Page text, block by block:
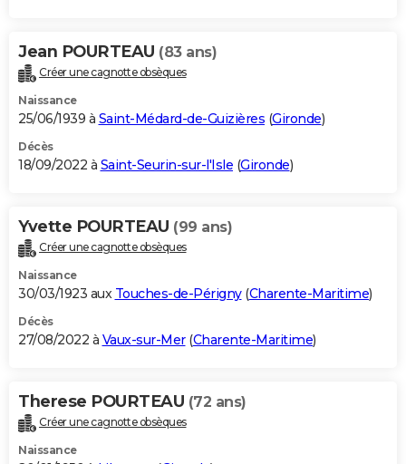
Jean POURTEAU (83 ans)
Créer une cagnotte obsèques
Naissance
25/06/1939 à Saint-Médard-de-Guizières (Gironde)
Décès
18/09/2022 à Saint-Seurin-sur-l'Isle (Gironde)
Yvette POURTEAU (99 ans)
Créer une cagnotte obsèques
Naissance
30/03/1923 aux Touches-de-Périgny(Charente-Maritime)
Décès
27/08/2022 à Vaux-sur-Mer(Charente-Maritime)
Therese POURTEAU (72 ans)
Créer une cagnotte obsèques
Naissance